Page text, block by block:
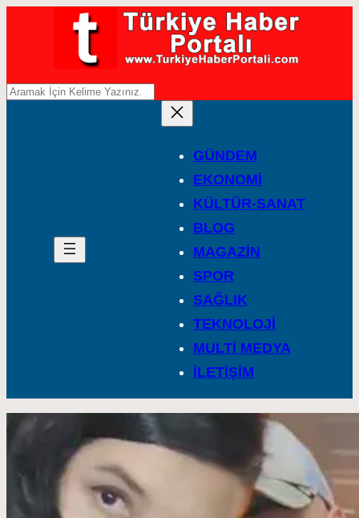
A
GÜNDEM
EKONOMİ
KÜLTÜR-SANAT
BLOG
MAGAZİN
SPOR
SAĞLIK
TEKNOLOJİ
MULTİ MEDYA
İLETİŞİM